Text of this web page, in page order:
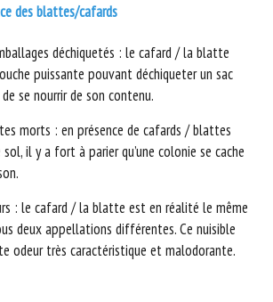
des blattes/cafards
déchiquetés : le cafard / la blatte
puissante pouvant déchiqueter un sac
se nourrir de son contenu.
morts : en présence de cafards / blattes
il y a fort à parier qu’une colonie se cache
: le cafard / la blatte est en réalité le même
deux appellations différentes. Ce nuisible
odeur très caractéristique et malodorante.